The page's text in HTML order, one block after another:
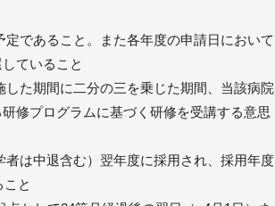
であること。また各年度の申請日において
ていること
た期間に二分の三を乗じた期間、当該病院
修プログラムに基づく研修を受講する意思
は中退含む）翌年度に採用され、採用年度
と